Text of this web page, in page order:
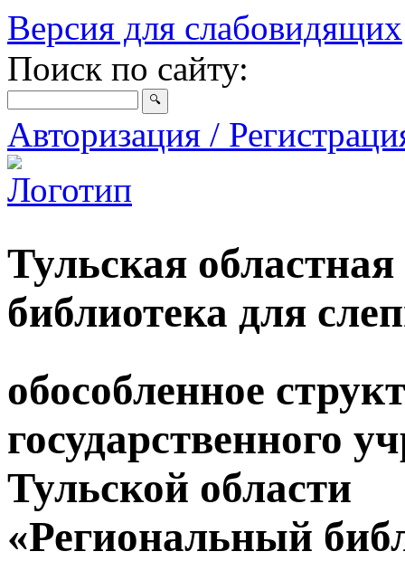
Версия для слабовидящих
Поиск по сайту:
Авторизация /
Тульская
библиотека для
обособленное
государственного
Тульской области
«Региональный